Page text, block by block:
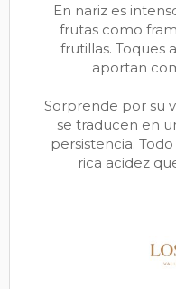
En nariz es
frutas como
frutillas. Toques
aportan
Sorprende por su
se traducen en
persistencia.
rica acidez